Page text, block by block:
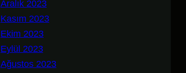
Aralık 2023
Kasım 2023
Ekim 2023
Eylül 2023
Ağustos 2023